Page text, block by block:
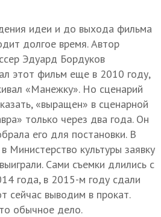
идеи и до выхода фильма
долгое время. Автор
Эдуард Бордуков
этот фильм еще в 2010 году,
«Манежку». Но сценарий
«выращен» в сценарной
только через два года. Он
его для постановки. В
Министерство культуры заявку
Сами съемки длились с
года, в 2015-м году сдали
сейчас выводим в прокат.
обычное дело.